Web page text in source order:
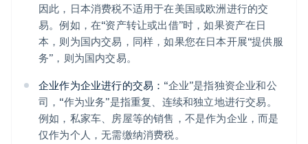
因此，日本消费税不适用于在美国或欧洲进行的交
易。例如，在“资产转让或出借”时，如果资产在日
本，则为国内交易，同样，如果您在日本开展“提供服
务”，则为国内交易。
企业作为企业进行的交易： “企业”是指独资企业和公
司，“作为业务”是指重复、连续和独立地进行交易。
例如，私家车、房屋等的销售，不是作为企业，而是
仅作为个人，无需缴纳消费税。